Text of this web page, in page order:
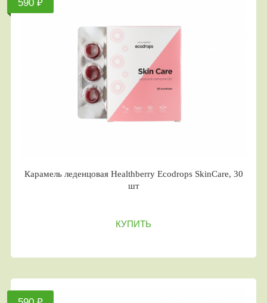
590 ₽
Карамель леденцовая Healthberry Ecodrops SkinCare, 30
шт
КУПИТЬ